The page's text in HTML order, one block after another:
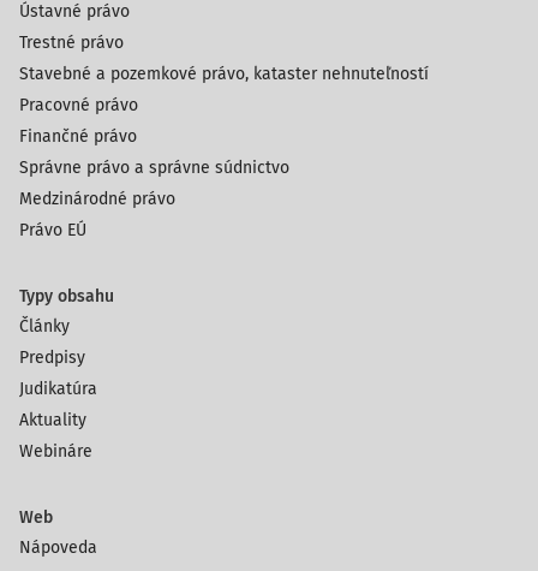
Ústavné právo
Trestné právo
Stavebné a pozemkové právo, kataster nehnuteľností
Pracovné právo
Finančné právo
Správne právo a správne súdnictvo
Medzinárodné právo
Právo EÚ
Typy obsahu
Články
Predpisy
Judikatúra
Aktuality
Webináre
Web
Nápoveda